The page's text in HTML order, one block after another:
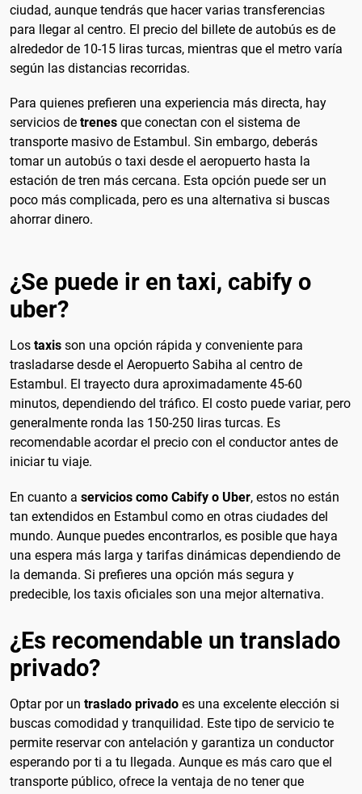
ciudad, aunque tendrás que hacer varias transferencias
para llegar al centro. El precio del billete de autobús es de
alrededor de 10-15 liras turcas, mientras que el metro varía
según las distancias recorridas.
Para quienes prefieren una experiencia más directa, hay
servicios de trenes que conectan con el sistema de
transporte masivo de Estambul. Sin embargo, deberás
tomar un autobús o taxi desde el aeropuerto hasta la
estación de tren más cercana. Esta opción puede ser un
poco más complicada, pero es una alternativa si buscas
ahorrar dinero.
¿Se puede ir en taxi, cabify o
uber?
Los taxis son una opción rápida y conveniente para
trasladarse desde el Aeropuerto Sabiha al centro de
Estambul. El trayecto dura aproximadamente 45-60
minutos, dependiendo del tráfico. El costo puede variar, pero
generalmente ronda las 150-250 liras turcas. Es
recomendable acordar el precio con el conductor antes de
iniciar tu viaje.
En cuanto a servicios como Cabify o Uber, estos no están
tan extendidos en Estambul como en otras ciudades del
mundo. Aunque puedes encontrarlos, es posible que haya
una espera más larga y tarifas dinámicas dependiendo de
la demanda. Si prefieres una opción más segura y
predecible, los taxis oficiales son una mejor alternativa.
¿Es recomendable un translado
privado?
Optar por un traslado privado es una excelente elección si
buscas comodidad y tranquilidad. Este tipo de servicio te
permite reservar con antelación y garantiza un conductor
esperando por ti a tu llegada. Aunque es más caro que el
transporte público, ofrece la ventaja de no tener que